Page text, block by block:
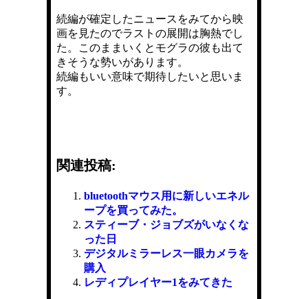
続編が確定したニュースをみてから映
画を見たのでラストの展開は胸熱でし
た。このままいくとモグラの彼も出て
きそうな勢いがあります。
続編もいい意味で期待したいと思いま
す。
関連投稿:
bluetoothマウス用に新しいエネル
ープを買ってみた。
スティーブ・ジョブズがいなくな
った日
デジタルミラーレス一眼カメラを
購入
レディプレイヤー1をみてきた